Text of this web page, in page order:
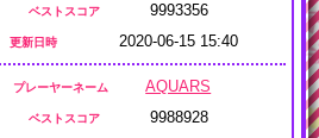
ベストスコア 9993356
更新日時 2020-06-15 15:40
プレーヤーネーム AQUARS
ベストスコア 9988928